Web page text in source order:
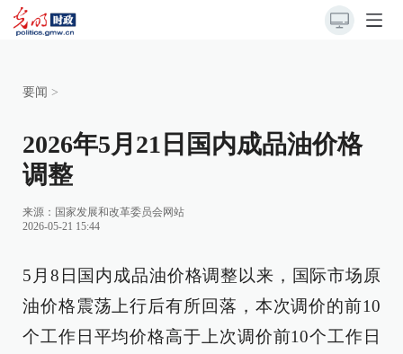
要闻 >
2026年5月21日国内成品油价格
调整
来源： 国家发展和改革委员会网站
2026-05-21 15:44
5月8日国内成品油价格调整以来，国际市场原
油价格震荡上行后有所回落，本次调价的前10
个工作日平均价格高于上次调价前10个工作日